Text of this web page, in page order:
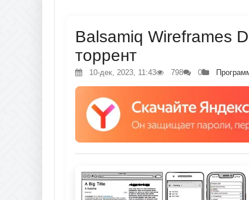
Balsamiq Wireframes
торрент
10-дек, 2023, 11:43 798 0